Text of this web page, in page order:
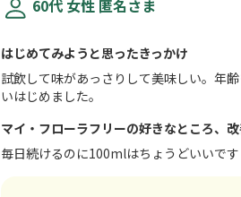
60代 女性 匿名さま
はじめてみようと思ったきっかけ
試飲して味があっさりして美味しい。年
いはじめました。
マイ・フローラフリーの好きなところ、
毎日続けるのに100mlはちょうどいいです